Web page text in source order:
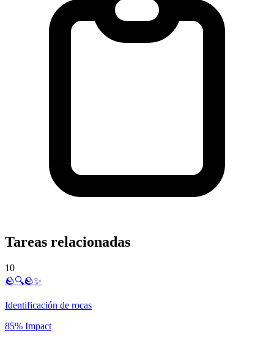
Tareas relacionadas
10
🪨🔍🪨✨
Identificación de rocas
85% Impact